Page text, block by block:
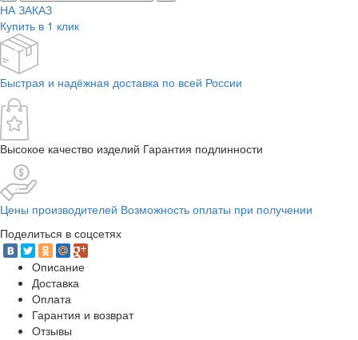
НА ЗАКАЗ
Купить в 1 клик
Быстрая и надёжная доставка по всей России
Высокое качество изделий Гарантия подлинности
Цены производителей Возможность оплаты при получении
Поделиться в соцсетях
Описание
Доставка
Оплата
Гарантия и возврат
Отзывы